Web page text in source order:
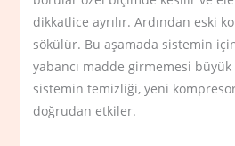
dikkatlice ayrılır. Ardından eski
sökülür. Bu aşamada sistemin
yabancı madde girmemesi
sistemin temizliği, yeni
doğrudan etkiler.